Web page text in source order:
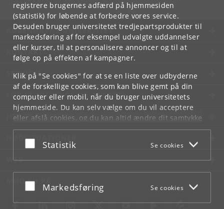
registrere brugernes adfærd på hjemmesiden
(statistik) for løbende at forbedre vores service.
Desuden bruger universitetet tredjepartsprodukter til
markedsføring af for eksempel udvalgte uddannelser
eller kurser, til at personalisere annoncer og til at
følge op på effekten af kampagner.
Klik på "Se cookies" for at se en liste over udbyderne
af de forskellige cookies, som kan blive gemt på din
computer eller mobil, når du bruger universitetets
hjemmeside. Du kan selv vælge om du vil acceptere
eller afslå cookies, og du kan altid ændre dit samtykke
underCookie- og privatlivspolitiksom du finder i
bunden af hver side.
Acceptér eller afslå
Statistik Se cookies
Acceptér eller afslå
Markedsføring Se cookies
KØBENHAVNS UNIVERSITET
KONTAKT
SERVICES
FOR STUDERENDE OG ANSATTE
JOB OG KARRIERE
NØDSITUATIONER
WEB
MØD KU PÅ